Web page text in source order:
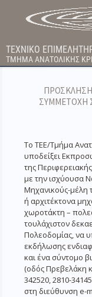
ΤΕΧΝΙΚΟ
ΤΜΗΜΑ ΑΝΑΤΟΛΙΚΗΣ
ΣΥΜΜΕΤΟΧΗ
Το ΤΕΕ/Τμήμα
υποδείξει
της
με την ισχύουσα
Μηχανικούς-μέλη
ή αρχιτέκτονα
χωροτάκτη –
τουλάχιστον
Πολεοδομίας, να
εκδήλωσης
και ένα σύντομο
(οδός Πρεβελάκη
342520, 2810-
στη διεύθυνση e-